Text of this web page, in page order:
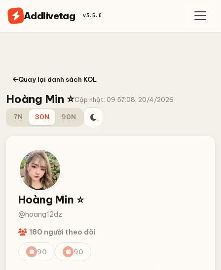
Addlivetag v3.5.0
Quay lại danh sách KOL
Hoàng Min ⭐️Cập nhật: 09:57:08, 20/4/2026
7N 30N 90N
Hoàng Min ⭐️
@hoang12dz
180 người theo dõi
90 90